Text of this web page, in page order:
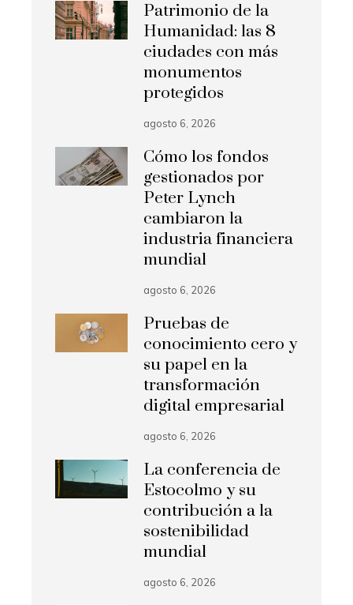
Patrimonio de la
Humanidad: las 8
ciudades con más
monumentos
protegidos
agosto 6, 2026
Cómo los fondos
gestionados por
Peter Lynch
cambiaron la
industria financiera
mundial
agosto 6, 2026
Pruebas de
conocimiento cero y
su papel en la
transformación
digital empresarial
agosto 6, 2026
La conferencia de
Estocolmo y su
contribución a la
sostenibilidad
mundial
agosto 6, 2026